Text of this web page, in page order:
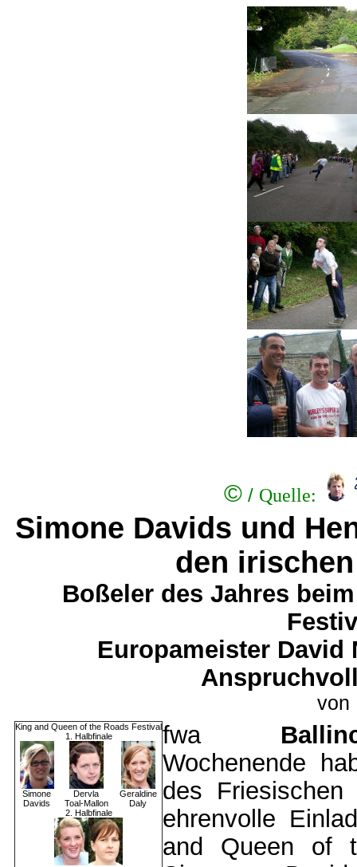
© / Quelle:
Simone Davids und
den
Boßeler des Jahres
Europameister
von
King and Queen of the Roads Festival
1. Halbfinale
Simone
Davids
Dervla
Toal-Mallon
Geraldine
Daly
2. Halbfinale
fwa
Wochenende
des Friesischen
ehrenvolle
and Queen of